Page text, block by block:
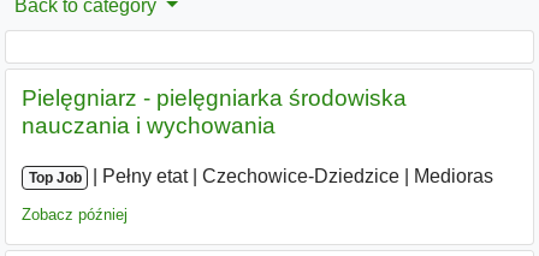
Back to category
Pielęgniarz - pielęgniarka środowiska
nauczania i wychowania
Top Job Pełny etat| Czechowice-Dziedzice Medioras
Zobacz później